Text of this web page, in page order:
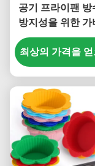
공기 프라이팬 방
방지성을 위한 가
리콘 트레
최상의 가격을 얻